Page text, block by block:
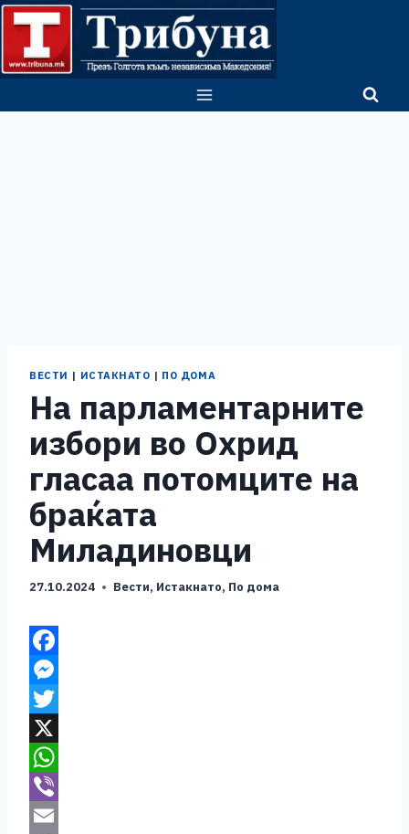
Skip
content
ВЕСТИ | ИСТАКНАТО | ПО ДОМА
На парламентарните
избори во Охрид
гласаа потомците на
браќата
Миладиновци
27.10.2024 Вести, Истакнато, По дома
F
a
c
e
b
o
M
e
s
s
e
T
w
t
X
W
hV